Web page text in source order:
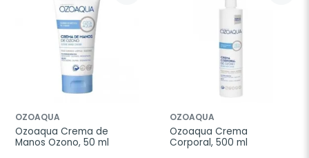
OZOAQUA
Ozoaqua Crema de
Manos Ozono, 50 ml
OZOAQUA
Ozoaqua Crema
Corporal, 500 ml